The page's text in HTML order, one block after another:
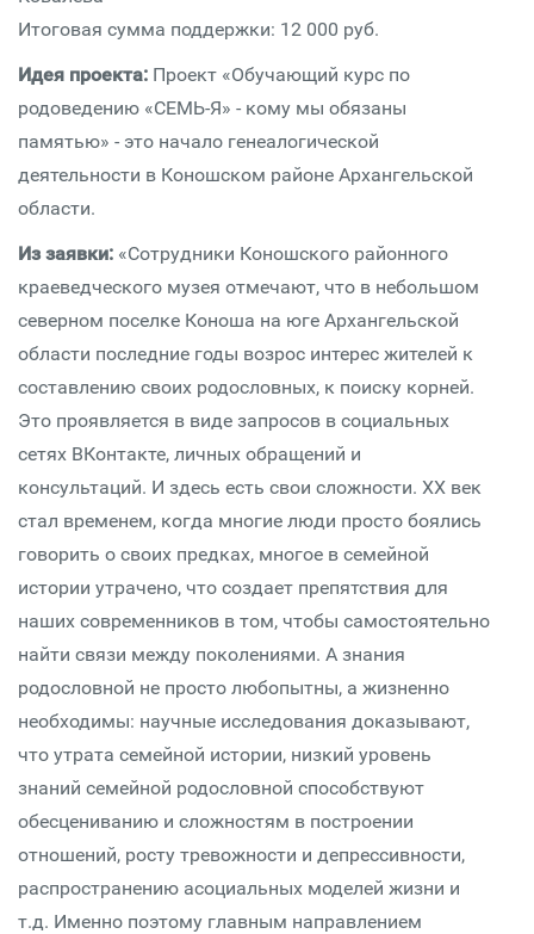
Итоговая сумма поддержки: 12 000 руб.
Идея проекта: Проект «Обучающий курс по
родоведению «СЕМЬ-Я» - кому мы обязаны
памятью» - это начало генеалогической
деятельности в Коношском районе Архангельской
области.
Из заявки: «Сотрудники Коношского районного
краеведческого музея отмечают, что в небольшом
северном поселке Коноша на юге Архангельской
области последние годы возрос интерес жителей к
составлению своих родословных, к поиску корней.
Это проявляется в виде запросов в социальных
сетях ВКонтакте, личных обращений и
консультаций. И здесь есть свои сложности. ХХ век
стал временем, когда многие люди просто боялись
говорить о своих предках, многое в семейной
истории утрачено, что создает препятствия для
наших современников в том, чтобы самостоятельно
найти связи между поколениями. А знания
родословной не просто любопытны, а жизненно
необходимы: научные исследования доказывают,
что утрата семейной истории, низкий уровень
знаний семейной родословной способствуют
обесцениванию и сложностям в построении
отношений, росту тревожности и депрессивности,
распространению асоциальных моделей жизни и
т.д. Именно поэтому главным направлением